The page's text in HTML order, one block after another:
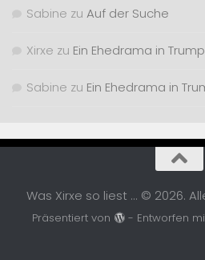
Sabine zu Auf der Suche
Xirxe zu Ein Ehedrama in
Sabine zu Ein Ehedrama in
Was Xirxe so liest ... © 2026.
Präsentiert von - Entworfen